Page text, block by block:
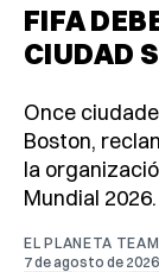
FIFA
CIUDAD
Once
Boston,
la
Mundial 2026.
EL PLANETA TEAM
7 de agosto de 2026